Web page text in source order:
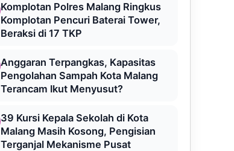
Komplotan Polres Malang Ringkus
Komplotan Pencuri Baterai Tower,
Beraksi di 17 TKP
Anggaran Terpangkas, Kapasitas
Pengolahan Sampah Kota Malang
Terancam Ikut Menyusut?
39 Kursi Kepala Sekolah di Kota
Malang Masih Kosong, Pengisian
Terganjal Mekanisme Pusat